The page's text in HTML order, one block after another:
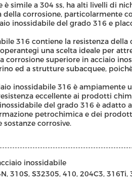
è simile a 304 ss, ha alti livelli di
della corrosione, particolarmente
inossidabile del grado 316 e
316 contiene la resistenza della
una scelta ideale per
corrosione superiore in acciaio
ed a strutture subacquee,
inossidabile 316 è ampiamente
eccellente ai prodotti
del grado 316 è adatto
petrochimica e dei
corrosive.
inossidabile
310S, S32305, 410, 204C3, 316Ti,